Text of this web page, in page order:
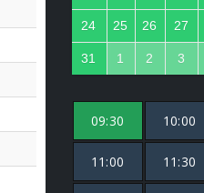
24 25 26 27
31 1 2 3
09:30 10:00
11:00 11:30